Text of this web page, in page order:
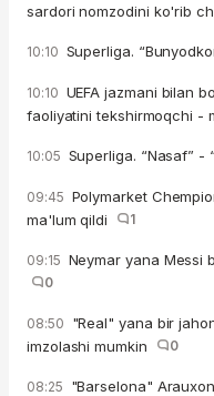
sardori nomzodini ko'rib
10:10 Superliga.
10:10 UEFA jazmani bilan
faoliyatini tekshirmoqchi -
10:05 Superliga. “Nasaf” -
09:45 Polymarket
ma'lum qildi
1
09:15 Neymar yana Messi
0
08:50 "Real" yana bir
imzolashi mumkin
0
08:25 "Barselona"